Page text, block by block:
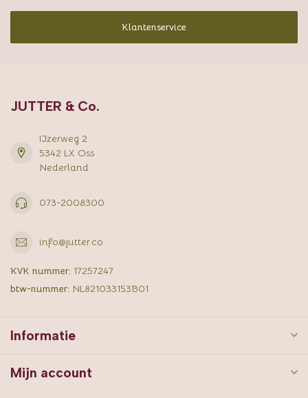
Klantenservice
JUTTER & Co.
IJzerweg 2
5342 LX Oss
Nederland
073-2008300
info@jutter.co
KVK nummer: 17257247
btw-nummer: NL821033153B01
Informatie
Mijn account